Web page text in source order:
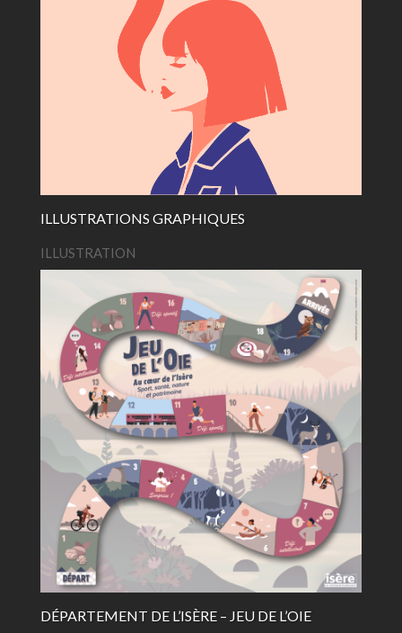
ILLUSTRATIONS GRAPHIQUES
ILLUSTRATION
DÉPARTEMENT DE L’ISÈRE – JEU DE L’OIE